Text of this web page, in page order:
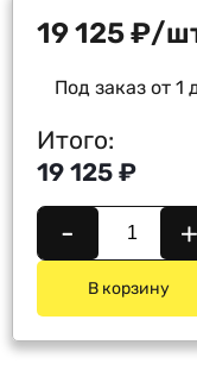
19 125₽/
Под заказ от 1
Итого:
19 125 ₽
- +
В корзину